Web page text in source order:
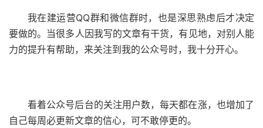
我在建运营QQ群和微信群时，也是深思熟虑后才决定
要做的。当很多人因我写的文章有干货，有见地，对别人能
力的提升有帮助，来关注到我的公众号时，我十分开心。
看着公众号后台的关注用户数，每天都在涨，也增加了
自己每周必更新文章的信心，可不敢停更的。